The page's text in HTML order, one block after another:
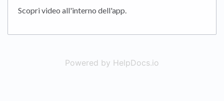
Scopri video all'interno dell'app.
Powered by HelpDocs.io